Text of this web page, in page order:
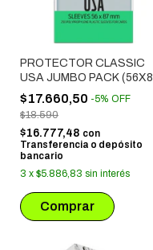
PROTECTOR CLASSIC
USA JUMBO PACK
MM) 250 UNIDADES
$17.660,50 -5% OFF
$18.590
$16.777,48 con
Transferencia o depósito
bancario
3 x $5.886,83 sin interés